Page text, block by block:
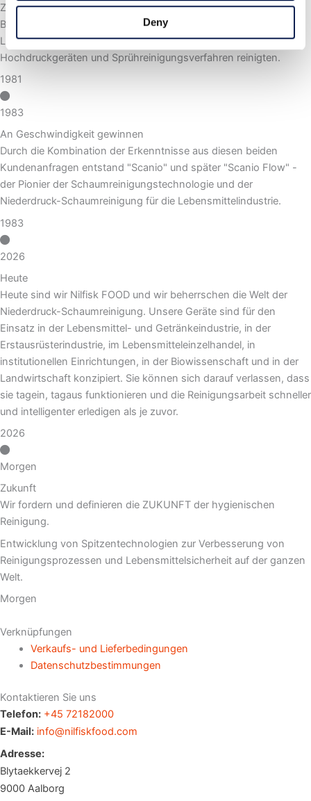
Deny
Zur gleichen Zeit trat das führende Bauunternehmen ISS mit der
Bitte an uns heran, die Reinigungsprozesse in der
Lebensmittelproduktion zu optimieren, wo sie mit
Hochdruckgeräten und Sprühreinigungsverfahren reinigten.
1981
1983
An Geschwindigkeit gewinnen
Durch die Kombination der Erkenntnisse aus diesen beiden
Kundenanfragen entstand "Scanio" und später "Scanio Flow" -
der Pionier der Schaumreinigungstechnologie und der
Niederdruck-Schaumreinigung für die Lebensmittelindustrie.
1983
2026
Heute
Heute sind wir Nilfisk FOOD und wir beherrschen die Welt der
Niederdruck-Schaumreinigung. Unsere Geräte sind für den
Einsatz in der Lebensmittel- und Getränkeindustrie, in der
Erstausrüsterindustrie, im Lebensmitteleinzelhandel, in
institutionellen Einrichtungen, in der Biowissenschaft und in der
Landwirtschaft konzipiert. Sie können sich darauf verlassen, dass
sie tagein, tagaus funktionieren und die Reinigungsarbeit schneller
und intelligenter erledigen als je zuvor.
2026
Morgen
Zukunft
Wir fordern und definieren die ZUKUNFT der hygienischen
Reinigung.
Entwicklung von Spitzentechnologien zur Verbesserung von
Reinigungsprozessen und Lebensmittelsicherheit auf der ganzen
Welt.
Morgen
Verknüpfungen
Verkaufs- und Lieferbedingungen
Datenschutzbestimmungen
Kontaktieren Sie uns
Telefon: +45 72182000
E-Mail: info@nilfiskfood.com
Adresse:
Blytaekkervej 2
9000 Aalborg